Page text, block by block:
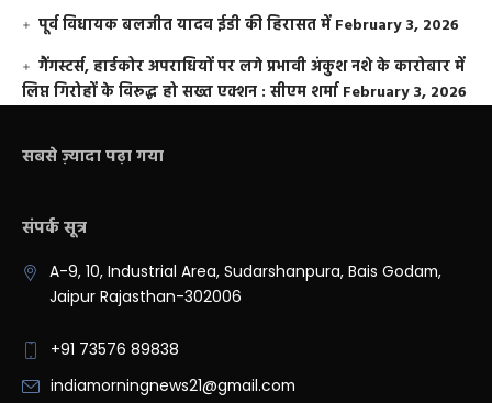
पूर्व विधायक बलजीत यादव ईडी की हिरासत में February 3, 2026
गैंगस्टर्स, हार्डकोर अपराधियों पर लगे प्रभावी अंकुश नशे के कारोबार में
लिप्त गिरोहों के विरूद्ध हो सख्त एक्शन : सीएम शर्मा February 3, 2026
सबसे ज़्यादा पढ़ा गया
संपर्क सूत्र
A-9, 10, Industrial Area, Sudarshanpura, Bais Godam,
Jaipur Rajasthan-302006
+91 73576 89838
indiamorningnews21@gmail.com